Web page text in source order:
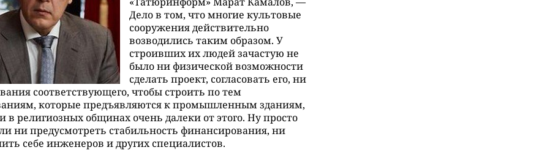
Дело в том, что многие культовые
сооружения действительно
возводились таким образом. У
строивших их людей зачастую не
было ни физической возможности
сделать проект, согласовать его, ни
соответствующего, чтобы строить по тем
которые предъявляются к промышленным зданиям,
религиозных общинах очень далеки от этого. Ну просто
ни предусмотреть стабильность финансирования, ни
себе инженеров и других специалистов.